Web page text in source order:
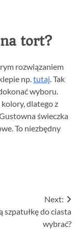
tort?
rozwiązaniem
np. tutaj . Tak
wyboru.
dlatego z
świeczka
To niezbędny
Next:
szpatułkę do ciasta
wybrać?